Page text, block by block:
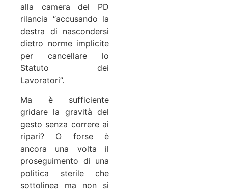
alla camera del PD
rilancia “accusando la
destra di nascondersi
dietro norme implicite
per cancellare lo
Statuto dei
Lavoratori”.
Ma è sufficiente
gridare la gravità del
gesto senza correre ai
ripari? O forse è
ancora una volta il
proseguimento di una
politica sterile che
sottolinea ma non si